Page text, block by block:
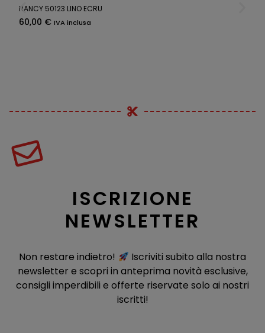
NANCY 50123 LINO ECRU
60,00 € IVA inclusa
ISCRIZIONE
NEWSLETTER
Non restare indietro!
Iscriviti subito alla nostra
newsletter e scopri in anteprima novità esclusive,
consigli imperdibili e offerte riservate solo ai nostri
iscritti!